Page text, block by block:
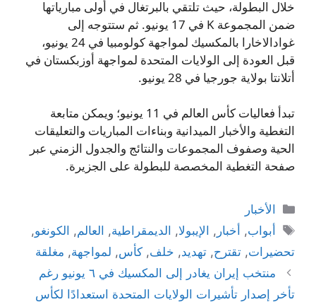
خلال البطولة، حيث تلتقي بالبرتغال في أولى مبارياتها
ضمن المجموعة K في 17 يونيو. ثم ستتوجه إلى
غوادالاخارا بالمكسيك لمواجهة كولومبيا في 24 يونيو،
قبل العودة إلى الولايات المتحدة لمواجهة أوزبكستان في
أتلانتا بولاية جورجيا في 28 يونيو.
تبدأ فعاليات كأس العالم في 11 يونيو؛ ويمكن متابعة
التغطية والأخبار الميدانية وبناءات المباريات والتعليقات
الحية وصفوف المجموعات والنتائج والجدول الزمني عبر
صفحة التغطية المخصصة للبطولة على الجزيرة.
التصنيفات
الأخبار
الوسوم
أبواب, أخبار , الإيبولا, الديمقراطية, العالم, الكونغو,
تحضيرات, تقترح, تهديد, خلف, كأس, لمواجهة, مغلقة
منتخب إيران يغادر إلى المكسيك في ٦ يونيو رغم
تأخر إصدار تأشيرات الولايات المتحدة استعدادًا لكأس